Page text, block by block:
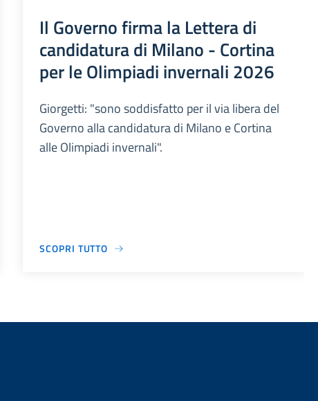
Il Governo firma la Lettera di
candidatura di Milano - Cortina
per le Olimpiadi invernali 2026
Giorgetti: "sono soddisfatto per il via libera del
Governo alla candidatura di Milano e Cortina
alle Olimpiadi invernali".
SCOPRI TUTTO